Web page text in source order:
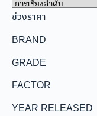
ช่วงราคา
BRAND
GRADE
FACTOR
YEAR RELEASED